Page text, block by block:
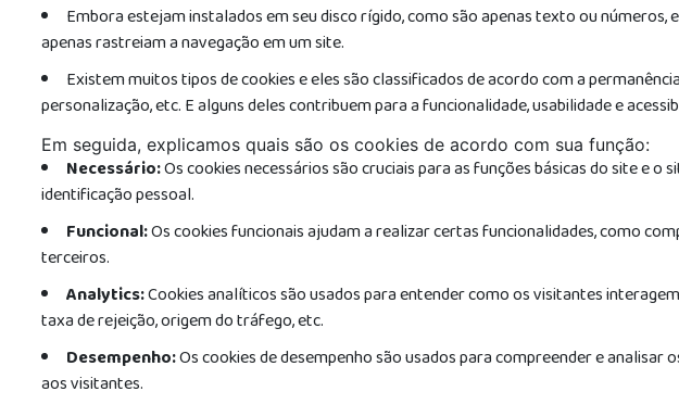
Embora estejam instalados em seu disco rígido, como são apenas texto ou
apenas rastreiam a navegação em um site.
Existem muitos tipos de cookies e eles são classificados de acordo com a
personalização, etc. E alguns deles contribuem para a funcionalidade, usabilidade e
Em seguida, explicamos quais são os cookies de acordo com sua função:
Necessário:Os cookies necessários são cruciais para as funções básicas do site e
identificação pessoal.
Funcional:Os cookies funcionais ajudam a realizar certas funcionalidades, como
terceiros.
Analytics:Cookies analíticos são usados para entender como os visitantes
taxa de rejeição, origem do tráfego, etc.
Desempenho:Os cookies de desempenho são usados para compreender e
aos visitantes.